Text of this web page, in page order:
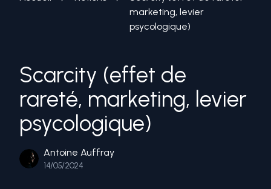
marketing, levier
psycologique)
Scarcity (effet de
rareté, marketing, levier
psycologique)
Antoine Auffray
14/05/2024